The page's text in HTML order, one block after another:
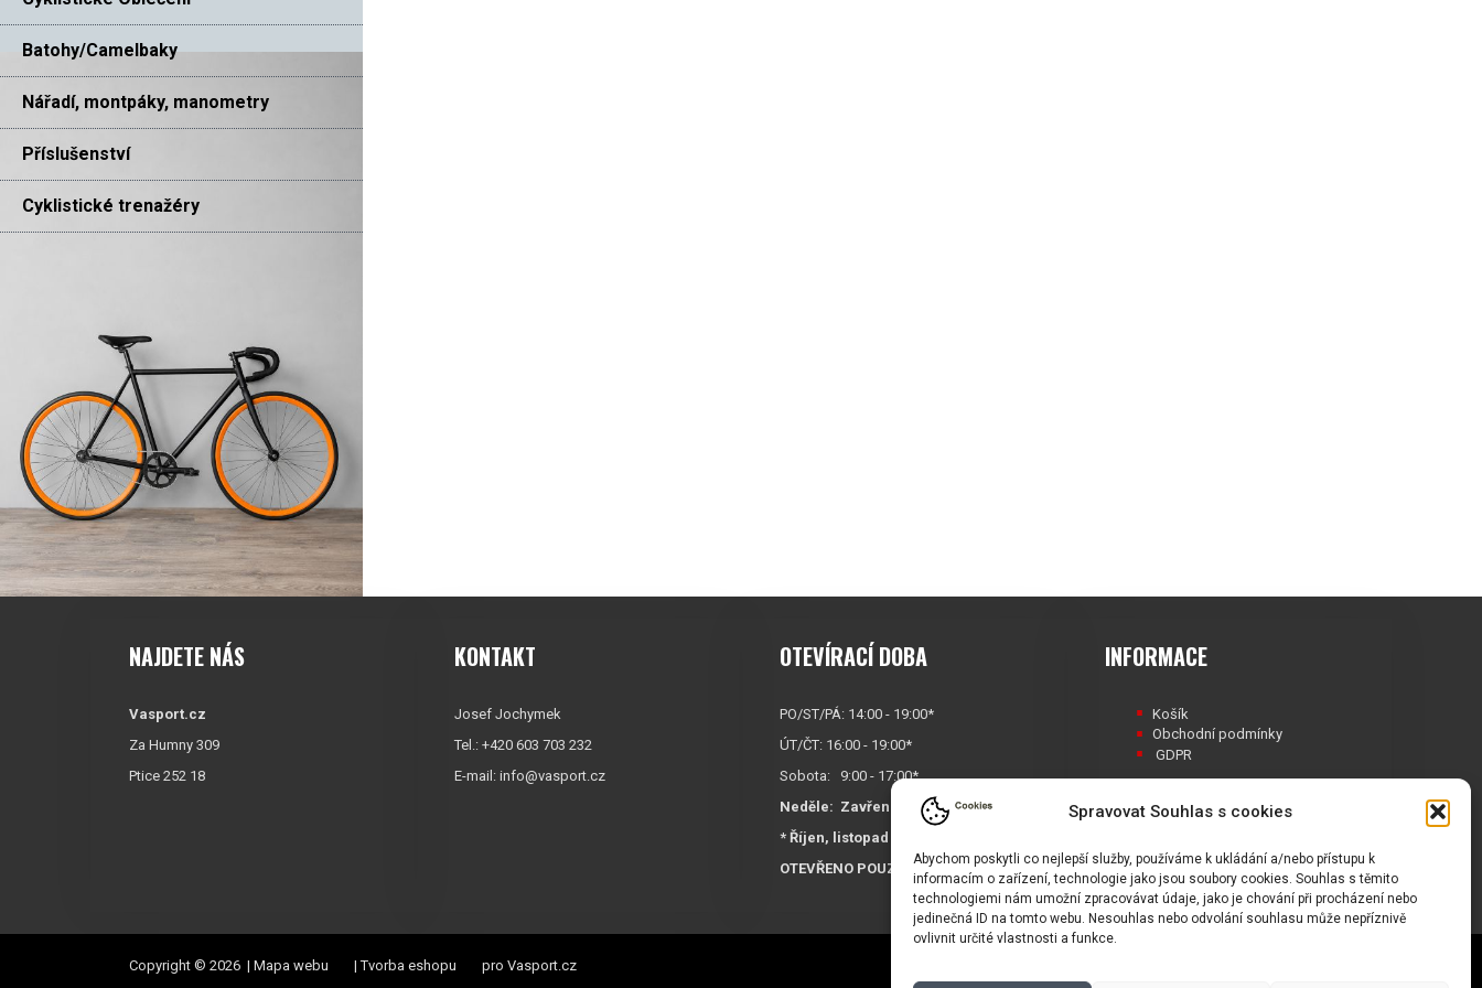
Spravovat Souhlas s cookies
Abychom poskytli co nejlepší služby, používáme k ukládání a/nebo přístupu k
informacím o zařízení, technologie jako jsou soubory cookies. Souhlas s těmito
technologiemi nám umožní zpracovávat údaje, jako je chování při procházení nebo
jedinečná ID na tomto webu. Nesouhlas nebo odvolání souhlasu může nepříznivě
ovlivnit určité vlastnosti a funkce.
Batohy/Camelbaky
Nářadí, montpáky, manometry
Příslušenství
Cyklistické trenažéry
NAJDETE NÁS
Vasport.cz
Za Humny 309
Ptice 252 18
KONTAKT
Josef Jochymek
Tel.: +420 603 703 232
E-mail: info@vasport.cz
OTEVÍRACÍ DOBA
PO/ST/PÁ: 14:00 - 19:00*
ÚT/ČT: 16:00 - 19:00*
Sobota: 9:00 - 17:00*
Neděle: Zavřeno
* Říjen, listopad a prosinec
OTEVŘENO POUZE
PO/ST/PÁ
INFORMACE
Košík
Obchodní podmínky
GDPR
Copyright © 2026 | Mapa webu |Tvorba eshopu pro Vasport.cz